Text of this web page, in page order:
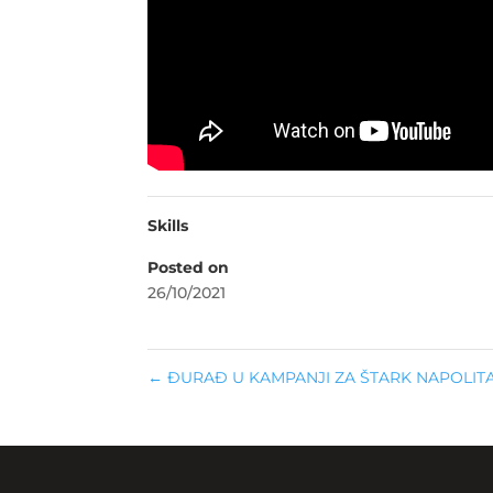
Skills
Posted on
26/10/2021
← ĐURAĐ U KAMPANJI ZA ŠTARK